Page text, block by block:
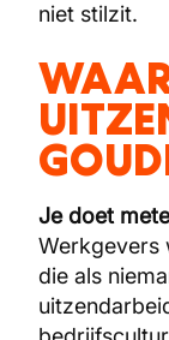
niet stilzit.
Je doet
Werkgevers
die als